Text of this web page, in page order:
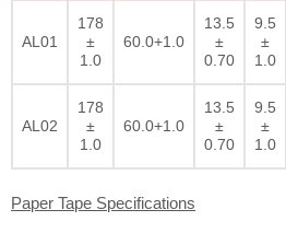
AL01
178
±
1.0
60.0+1.0
13.5
±
0.70
9.5
±
1.0
AL02
178
±
1.0
60.0+1.0
13.5
±
0.70
9.5
±
1.0
Paper Tape Specifications